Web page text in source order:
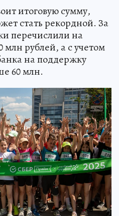
итоговую сумму,
стать рекордной. За
перечислили на
рублей, а с учетом
на поддержку
60 млн.